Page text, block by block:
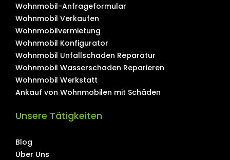
Wohnmobil-Anfrageformular
Wohnmobil Verkaufen
Wohnmobilvermietung
Wohnmobil Konfigurator
Wohnmobil Unfallschaden Reparatur
Wohnmobil Wasserschaden Reparieren
Wohnmobil Werkstatt
Ankauf von Wohnmobilen mit Schäden
Unsere Tätigkeiten
Blog
Über Uns